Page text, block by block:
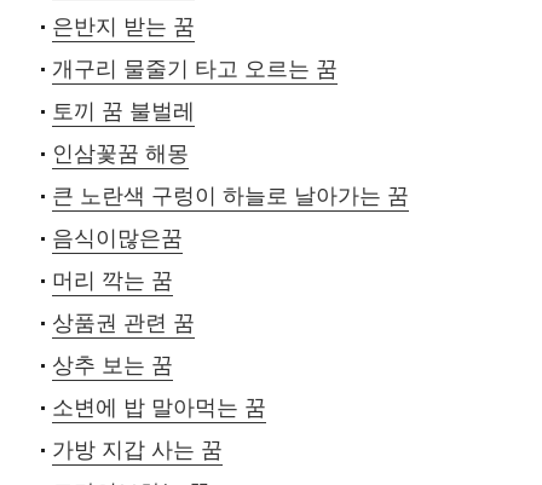
은반지 받는 꿈
개구리 물줄기 타고 오르는 꿈
토끼 꿈 불벌레
인삼꽃꿈 해몽
큰 노란색 구렁이 하늘로 날아가는 꿈
음식이많은꿈
머리 깍는 꿈
상품권 관련 꿈
상추 보는 꿈
소변에 밥 말아먹는 꿈
가방 지갑 사는 꿈